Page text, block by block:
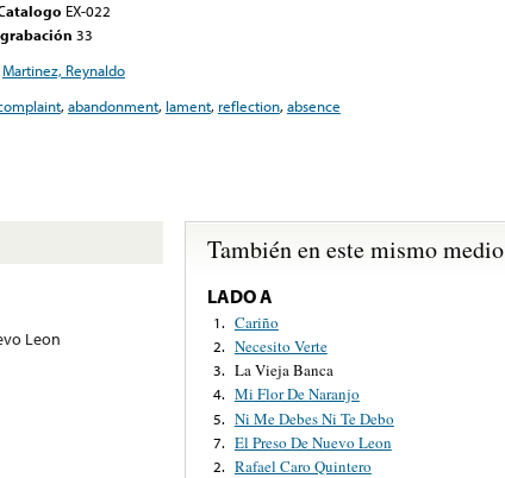
EX-022
33
Martinez, Reynaldo
,abandonment, lament, reflection,absence
Leon
También en este mismo medio
LADO A
1. Cariño
2. Necesito Verte
3. La Vieja Banca
4. Mi Flor De Naranjo
5. Ni Me Debes Ni Te Debo
7. El Preso De Nuevo Leon
2. Rafael Caro Quintero